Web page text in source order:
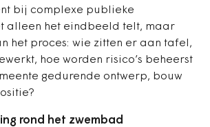
bij complexe publieke
alleen het eindbeeld telt, maar
het proces: wie zitten er aan tafel,
hoe worden risico’s beheerst
gedurende ontwerp, bouw
rond het zwembad